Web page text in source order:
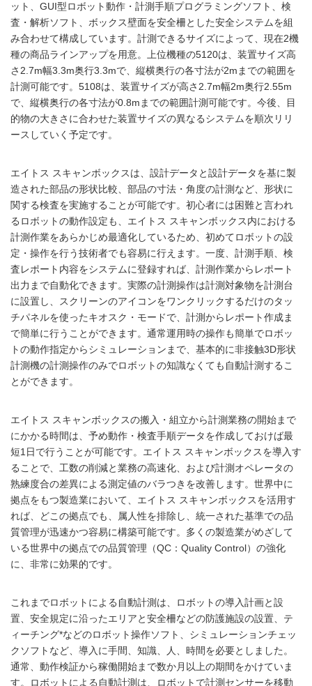
ット、GUI型ロボット動作・計測手順プログラミングソフト、検
査・解析ソフト、ボックス壁面を安全柵とした安全システムを組
み合わせて構成しています。計測できるサイズによって、現在2機
種の商品ラインアップを用意。上位機種の5120は、装置サイズ高
さ2.7m幅3.3m奥行3.3mで、縦横奥行の各寸法が2mまでの範囲を
計測可能です。5108は、装置サイズが高さ2.7m幅2m奥行2.55m
で、縦横奥行の各寸法が0.8mまでの範囲計測可能です。今後、目
的物の大きさに合わせた装置サイズの異なるシステムを順次リリ
ースしていく予定です。
エイトス スキャンボックスは、設計データと設計データを基に製
造された部品の形状比較、部品の寸法・角度の計測など、形状に
関する検査を実施することが可能です。初心者には困難と言われ
るロボットの動作設定も、エイトス スキャンボックス内における
計測作業をあらかじめ最適化しているため、初めてロボットの設
定・操作を行う技術者でも容易に行えます。一度、計測手順、検
査レポート内容をシステムに登録すれば、計測作業からレポート
出力まで自動化できます。実際の計測操作は計測対象物を計測台
に設置し、スクリーンのアイコンをワンクリックするだけのタッ
チパネルを使ったキオスク・モードで、計測からレポート作成ま
で簡単に行うことができます。通常運用時の操作も簡単でロボッ
トの動作指定からシミュレーションまで、基本的に非接触3D形状
計測機の計測操作のみでロボットの知識なくても自動計測するこ
とができます。
エイトス スキャンボックスの搬入・組立から計測業務の開始まで
にかかる時間は、予め動作・検査手順データを作成しておけば最
短1日で行うことが可能です。エイトス スキャンボックスを導入す
ることで、工数の削減と業務の高速化、および計測オペレータの
熟練度合の差異による測定値のバラつきを改善します。世界中に
拠点をもつ製造業において、エイトス スキャンボックスを活用す
れば、どこの拠点でも、属人性を排除し、統一された基準での品
質管理が迅速かつ容易に構築可能です。多くの製造業がめざして
いる世界中の拠点での品質管理（QC：Quality Control）の強化
に、非常に効果的です。
これまでロボットによる自動計測は、ロボットの導入計画と設
置、安全規定に沿ったエリアと安全柵などの防護施設の設置、テ
ィーチング*などのロボット操作ソフト、シミュレーションチェッ
クソフトなど、導入に手間、知識、人、時間を必要としました。
通常、動作検証から稼働開始まで数か月以上の期間をかけていま
す。ロボットによる自動計測は、ロボットで計測センサーを移動